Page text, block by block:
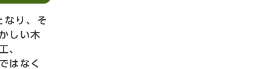
なり、そ
しい木
、
はなく